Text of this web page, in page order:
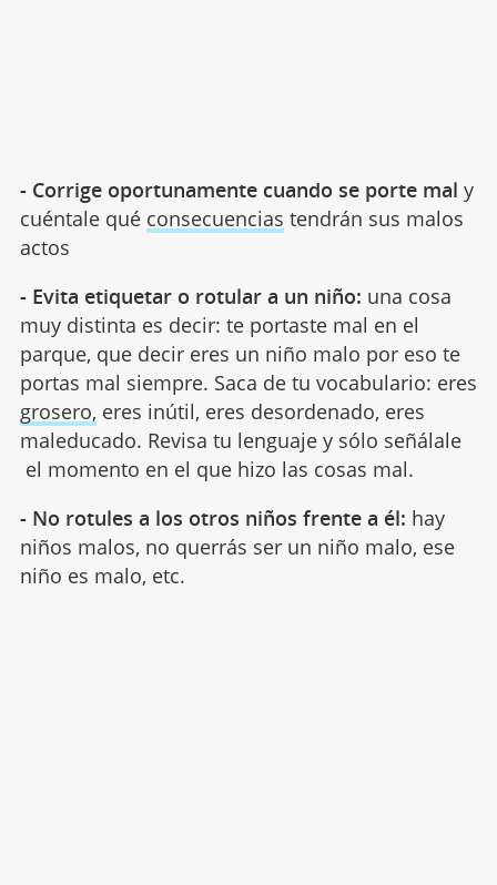
- Corrige oportunamente cuando se porte mal y
cuéntale qué consecuencias tendrán sus malos
actos
- Evita etiquetar o rotular a un niño: una cosa
muy distinta es decir: te portaste mal en el
parque, que decir eres un niño malo por eso te
portas mal siempre. Saca de tu vocabulario: eres
grosero, eres inútil, eres desordenado, eres
maleducado. Revisa tu lenguaje y sólo señálale
el momento en el que hizo las cosas mal.
- No rotules a los otros niños frente a él: hay
niños malos, no querrás ser un niño malo, ese
niño es malo, etc.